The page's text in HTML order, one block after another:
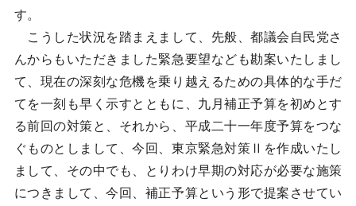
す。
こうした状況を踏まえまして、先般、都議会自民党さ
んからもいただきました緊急要望なども勘案いたしまし
て、現在の深刻な危機を乗り越えるための具体的な手だ
てを一刻も早く示すとともに、九月補正予算を初めとす
る前回の対策と、それから、平成二十一年度予算をつな
ぐものとしまして、今回、東京緊急対策Ⅱを作成いたし
まして、その中でも、とりわけ早期の対応が必要な施策
につきまして、今回、補正予算という形で提案させてい